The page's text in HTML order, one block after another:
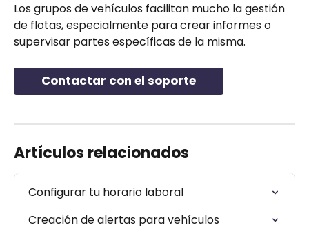
Los grupos de vehículos facilitan mucho la gestión
de flotas, especialmente para crear informes o
supervisar partes específicas de la misma.
Contactar con el soporte
Artículos relacionados
Configurar tu horario laboral
Creación de alertas para vehículos